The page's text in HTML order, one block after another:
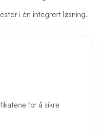
i én integrert løsning.
for å sikre